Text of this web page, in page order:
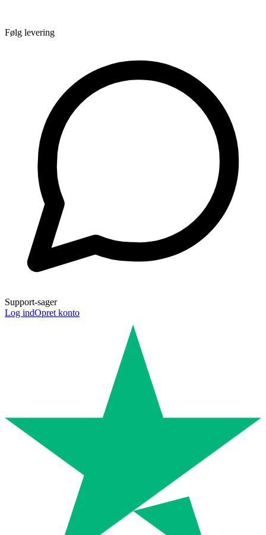
Følg levering
Support-sager
Log indOpret konto